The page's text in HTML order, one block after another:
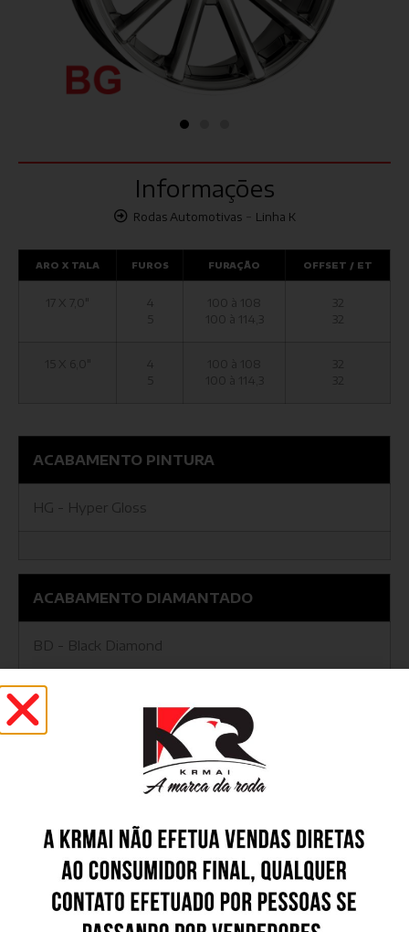
Informações
Rodas Automotivas- Linha K
ARO X TALA FUROS FURAÇÃO OFFSET / ET
17 X 7,0"
4
5
100 à 108
100 à 114,3
32
32
4
100 à 114,3
32
32
ACABAMENTO PINTURA
HG - Hyper Gloss
ACABAMENTO DIAMANTADO
BD - Black Diamond
BG - Black Gloss
GD - Graphite Diamond
GFD - Graphite Fosco Diamond
HD - Hyper Diamond